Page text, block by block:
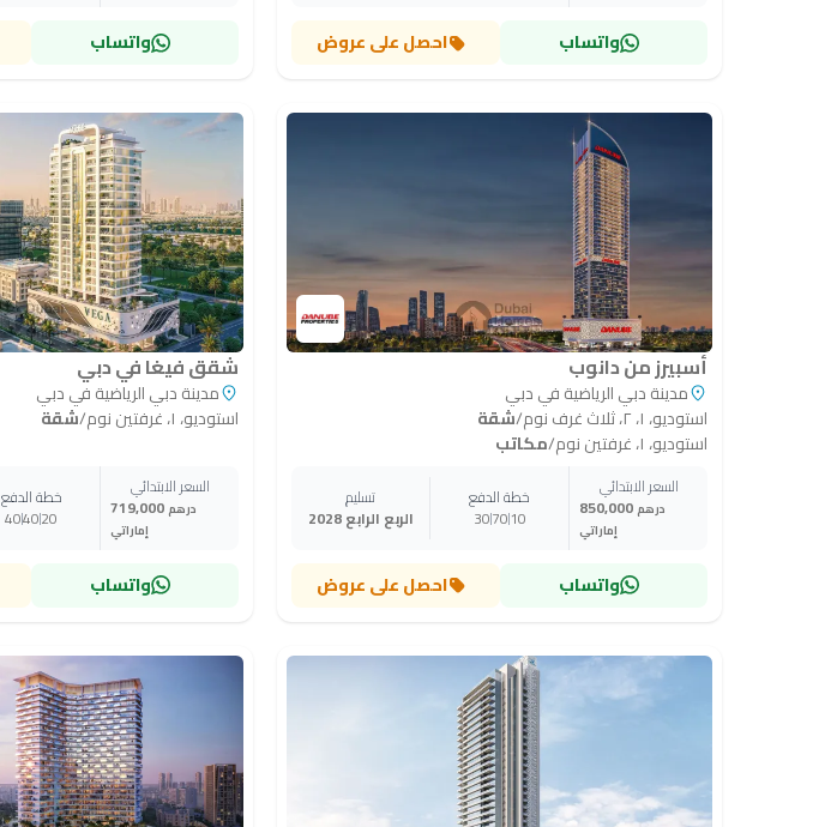
واتساب احصل على عروض واتساب
أسبيرز من دانوب
مدينة دبي الرياضية في دبي
استوديو، ١، ٢، ثلاث غرف نوم
/شقة
استوديو، ١، غرفتين نوم
/مكاتب
السعر الابتدائي
850,000درهم
إماراتي
خطة الدفع
10
70
30
تسليم
الربع الرابع 2028
واتساب احصل على عروض
شقق فيغا في دبي
مدينة دبي الرياضية في دبي
استوديو، ١، غرفتين نوم
/شقة
السعر الابتدائي
719,000درهم
إماراتي
خطة الدفع
20
40
40
واتساب